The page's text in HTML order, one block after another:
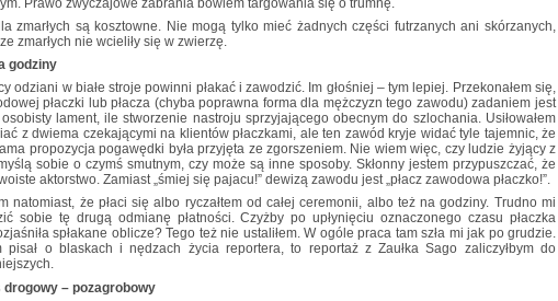
zmarłych są kosztowne. Nie mogą tylko mieć żadnych części futrzanych ani skórzanych,
zmarłych nie wcieliły się w zwierzę.
godziny
odziani w białe stroje powinni płakać i zawodzić. Im głośniej – tym lepiej. Przekonałem się,
płaczki lub płacza (chyba poprawna forma dla mężczyzn tego zawodu) zadaniem jest
lament, ile stworzenie nastroju sprzyjającego obecnym do szlochania. Usiłowałem
z dwiema czekającymi na klientów płaczkami, ale ten zawód kryje widać tyle tajemnic, że
propozycja pogawędki była przyjęta ze zgorszeniem. Nie wiem więc, czy ludzie żyjący z
sobie o czymś smutnym, czy może są inne sposoby. Skłonny jestem przypuszczać, że
aktorstwo. Zamiast „śmiej się pajacu!” dewizą zawodu jest „płacz zawodowa płaczko!”.
natomiast, że płaci się albo ryczałtem od całej ceremonii, albo też na godziny. Trudno mi
sobie tę drugą odmianę płatności. Czyżby po upłynięciu oznaczonego czasu płaczka
spłakane oblicze? Tego też nie ustaliłem. W ogóle praca tam szła mi jak po grudzie.
pisał o blaskach i nędzach życia reportera, to reportaż z Zaułka Sago zaliczyłbym do
drogowy – pozagrobowy